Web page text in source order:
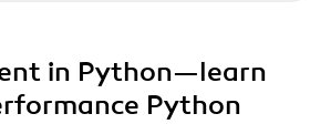
in Python—learn
Python